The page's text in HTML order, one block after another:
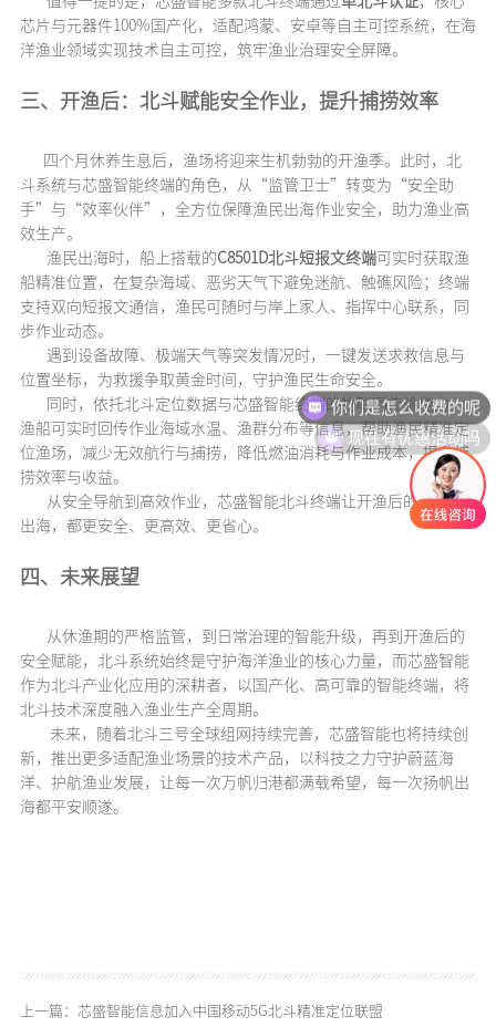
芯片与元器件100%国产化，适配鸿蒙、安卓等自主可控系统，在海
洋渔业领域实现技术自主可控，筑牢渔业治理安全屏障。
三、 开渔后：北斗赋能安全作业，提升捕捞效率
四个月休养生息后，渔场将迎来生机勃勃的开渔季。此时，北
斗系统与芯盛智能终端的角色，从“监管卫士”转变为“安全助
手”与“效率伙伴”，全方位保障渔民出海作业安全，助力渔业高
效生产。
渔民出海时，船上搭载的C8501D北斗短报文终端可实时获取渔
船精准位置，在复杂海域、恶劣天气下避免迷航、触礁风险；终端
支持双向短报文通信，渔民可随时与岸上家人、指挥中心联系，同
步作业动态。
遇到设备故障、极端天气等突发情况时，一键发送求救信息与
位置坐标，为救援争取黄金时间，守护渔民生命安全。
同时，依托北斗定位数据与芯盛智能终端的物联网传输能力，
渔船可实时回传作业海域水温、渔群分布等信息，帮助渔民精准定
位渔场，减少无效航行与捕捞，降低燃油消耗与作业成本，提升捕
捞效率与收益。
从安全导航到高效作业，芯盛智能北斗终端让开渔后的每一次
出海，都更安全、更高效、更省心。
四、未来展望
从休渔期的严格监管，到日常治理的智能升级，再到开渔后的
安全赋能，北斗系统始终是守护海洋渔业的核心力量，而芯盛智能
作为北斗产业化应用的深耕者，以国产化、高可靠的智能终端，将
北斗技术深度融入渔业生产全周期。
未来，随着北斗三号全球组网持续完善，芯盛智能也将持续创
新，推出更多适配渔业场景的技术产品，以科技之力守护蔚蓝海
洋、护航渔业发展，让每一次万帆归港都满载希望，每一次扬帆出
海都平安顺遂。
上一篇：芯盛智能信息加入中国移动5G北斗精准定位联盟
你们是怎么收费的呢
现在有优惠活动吗